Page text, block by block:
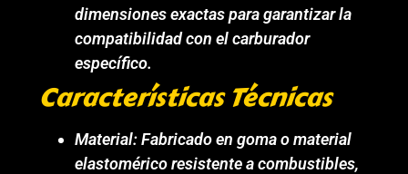
dimensiones exactas para garantizar la
compatibilidad con el carburador
específico.
Características Técnicas
Material: Fabricado en goma o material
elastomérico resistente a combustibles,